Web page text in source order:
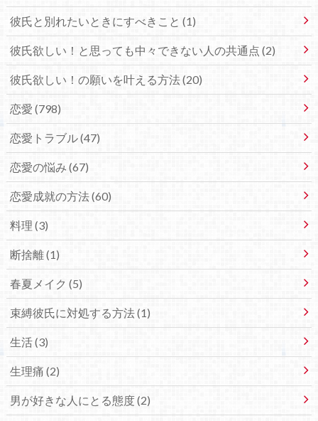
彼氏と別れたいときにすべきこと (1)
彼氏欲しい！と思っても中々できない人の共通点 (2)
彼氏欲しい！の願いを叶える方法 (20)
恋愛 (798)
恋愛トラブル (47)
恋愛の悩み (67)
恋愛成就の方法 (60)
料理 (3)
断捨離 (1)
春夏メイク (5)
束縛彼氏に対処する方法 (1)
生活 (3)
生理痛 (2)
男が好きな人にとる態度 (2)